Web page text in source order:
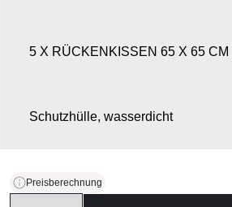
5 X RÜCKENKISSEN 65 X 65 CM
Schutzhülle, wasserdicht
Preisberechnung